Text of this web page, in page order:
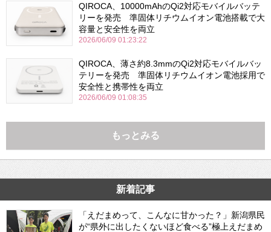
QIROCA、10000mAhのQi2対応モバイルバッテ
リーを発売 準固体リチウムイオン電池搭載で大
容量と安全性を両立
2026/06/09 01:23:22
QIROCA、薄さ約8.3mmのQi2対応モバイルバッ
テリーを発売 準固体リチウムイオン電池採用で
安全性と携帯性を両立
2026/06/09 01:08:35
もっとみる
新着記事
「えだまめって、こんなに甘かった？」新潟県民
が“県外に出したくないほど食べる”極上えだまめ